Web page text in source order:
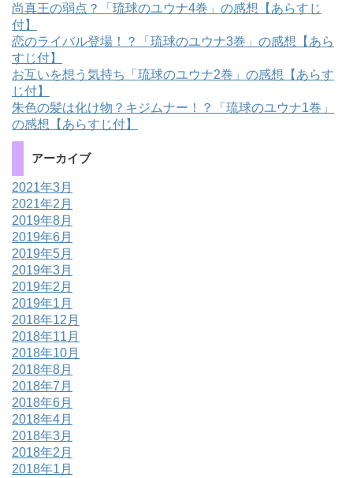
尚真王の弱点？「琉球のユウナ4巻」の感想【あらすじ
付】
恋のライバル登場！？「琉球のユウナ3巻」の感想【あら
すじ付】
お互いを想う気持ち「琉球のユウナ2巻」の感想【あらす
じ付】
朱色の髪は化け物？キジムナー！？「琉球のユウナ1巻」
の感想【あらすじ付】
アーカイブ
2021年3月
2021年2月
2019年8月
2019年6月
2019年5月
2019年3月
2019年2月
2019年1月
2018年12月
2018年11月
2018年10月
2018年8月
2018年7月
2018年6月
2018年4月
2018年3月
2018年2月
2018年1月